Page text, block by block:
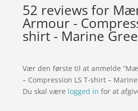
52 reviews for
Armour -
shirt - Marine
Vær den første til at anmelde
– Compression LS T-shirt – Marine
Du skal være logged in for at